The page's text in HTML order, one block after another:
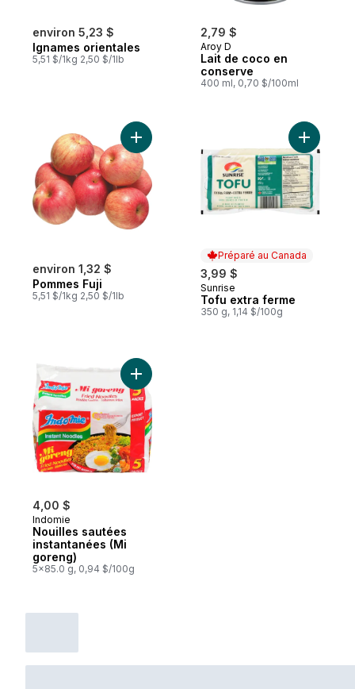
environ 5,23 $
Ignames orientales
5,51 $/1kg 2,50 $/1lb
2,79 $
Aroy D
Lait de coco en
conserve
400 ml, 0,70 $/100ml
environ 1,32 $
Pommes Fuji
5,51 $/1kg 2,50 $/1lb
Ajouter Pommes Fuji au panier
Préparé au Canada
3,99 $
Préparé au Canada
Sunrise
Tofu extra ferme
350 g, 1,14 $/100g
Ajouter
4,00 $
Indomie
Nouilles sautées
instantanées (Mi
goreng)
5x85.0 g, 0,94 $/100g
Ajouter Nouilles sautées instantanées